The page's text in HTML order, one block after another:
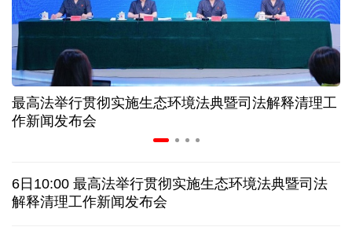
让药品更好触达患者 多款新药选择网络平台首发
7月份中国仓储指数保持扩张 行业运行韧性较强
金价大反弹！黄金以旧换新业务火热，记者探访
特朗普再签行政令 禁止“生育旅游”收紧“出生公民权”
最高法举行贯彻实施生态环境法典暨司法解释清理工
作新闻发布会
6日10:00 最高法举行贯彻实施生态环境法典暨司法
解释清理工作新闻发布会